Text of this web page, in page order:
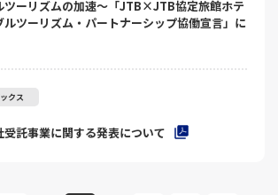
ツーリズムの加速～「JTB×JTB協定旅館ホテ
ルツーリズム・パートナーシップ協働宣言」に
クス
託事業に関する発表について